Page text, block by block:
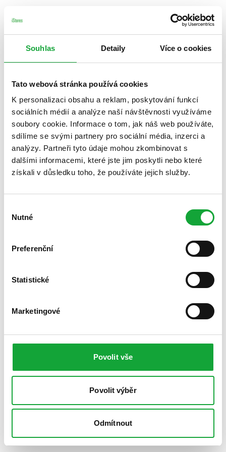
Souhlas Detaily Více o cookies
Tato webová stránka používá cookies
K personalizaci obsahu a reklam, poskytování funkcí
sociálních médií a analýze naší návštěvnosti využíváme
soubory cookie. Informace o tom, jak náš web používáte,
sdílíme se svými partnery pro sociální média, inzerci a
analýzy. Partneři tyto údaje mohou zkombinovat s
dalšími informacemi, které jste jim poskytli nebo které
získali v důsledku toho, že používáte jejich služby.
souhlasu
Nutné
Preferenční
Statistické
Marketingové
Povolit vše
Povolit výběr
Odmítnout